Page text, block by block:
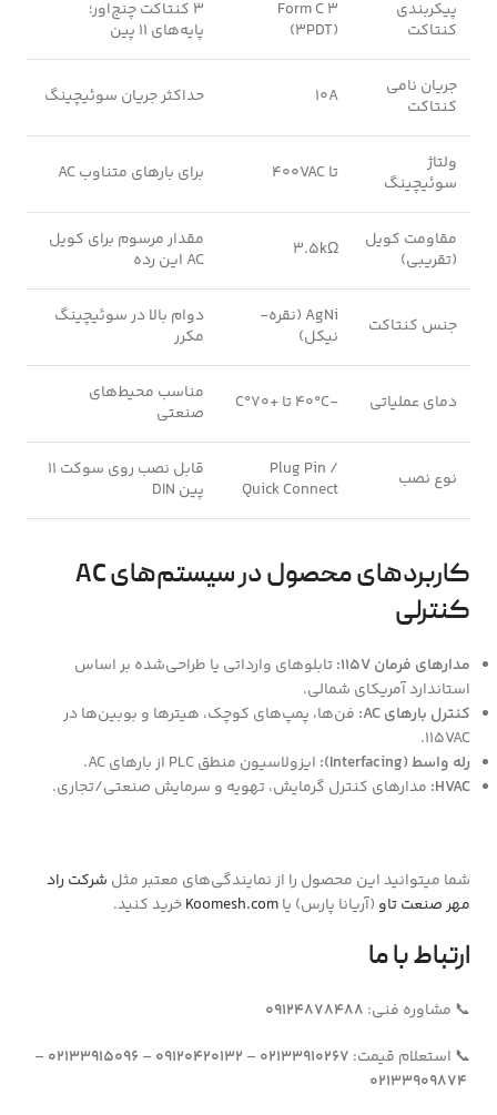
پیکربندی
کنتاکت
3 Form C
(3PDT)
3 کنتاکت چنج‌اور؛
پایه‌های 11 پین
جریان نامی
کنتاکت
10A حداکثر جریان سوئیچینگ
ولتاژ
سوئیچینگ
تا 400VAC برای بارهای متناوب AC
مقاومت کویل
(تقریبی)
3.5kΩ
مقدار مرسوم برای کویل
AC این رده
جنس کنتاکت
AgNi (نقره-
نیکل)
دوام بالا در سوئیچینگ
مکرر
دمای عملیاتی -40°C تا +70°C
مناسب محیط‌های
صنعتی
نوع نصب
Plug Pin /
Quick Connect
قابل نصب روی سوکت 11
پین DIN
کاربردهای محصول در سیستم‌های AC
کنترلی
مدارهای فرمان 115V:
تابلوهای وارداتی یا طراحی‌شده بر اساس
استاندارد آمریکای شمالی.
کنترل بارهای AC:
فن‌ها، پمپ‌های کوچک، هیترها و بوبین‌ها در
115VAC.
رله واسط (Interfacing):
ایزولاسیون منطق PLC از بارهای AC.
HVAC: مدارهای کنترل گرمایش، تهویه و سرمایش صنعتی/تجاری.
شما میتوانید این محصول را از نمایندگی‌های معتبر مثل شرکت راد
مهر صنعت تاو (آریانا پارس) یاKoomesh.comخرید کنید.
ارتباط با ما
📞 مشاوره فنی: 09124878488
📞 استعلام قیمت: 02133910267
–
09120420132
–
02133915096
–
02133909874